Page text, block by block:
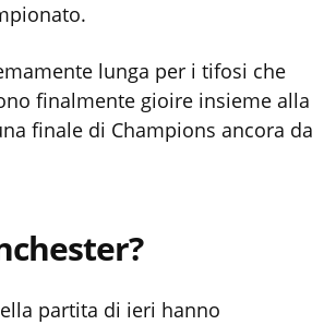
lunga per i tifosi che
finalmente gioire insieme alla
finale di Champions ancora da
partita di ieri hanno